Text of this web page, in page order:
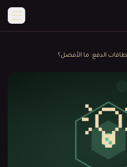
الدفع: ما الأفضل؟